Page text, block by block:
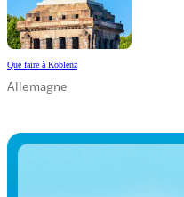
Que faire à Koblenz
Allemagne